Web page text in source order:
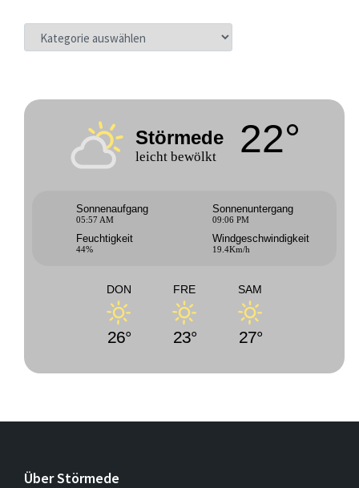
KATEGORIEN
Störmede
leicht bewölkt 22°
Sonnenaufgang
05:57 AM
Sonnenuntergang
09:06 PM
Feuchtigkeit
44%
Windgeschwindigkeit
19.4Km/h
DON
26°
FRE
23°
SAM
27°
Über Störmede